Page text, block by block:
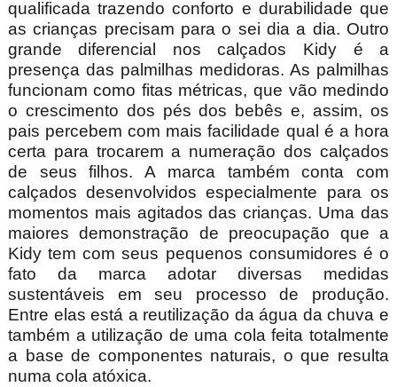
qualificada trazendo conforto e durabilidade que
as crianças precisam para o sei dia a dia. Outro
grande diferencial nos calçados Kidy é a
presença das palmilhas medidoras. As palmilhas
funcionam como fitas métricas, que vão medindo
o crescimento dos pés dos bebês e, assim, os
pais percebem com mais facilidade qual é a hora
certa para trocarem a numeração dos calçados
de seus filhos. A marca também conta com
calçados desenvolvidos especialmente para os
momentos mais agitados das crianças. Uma das
maiores demonstração de preocupação que a
Kidy tem com seus pequenos consumidores é o
fato da marca adotar diversas medidas
sustentáveis em seu processo de produção.
Entre elas está a reutilização da água da chuva e
também a utilização de uma cola feita totalmente
a base de componentes naturais, o que resulta
numa cola atóxica.